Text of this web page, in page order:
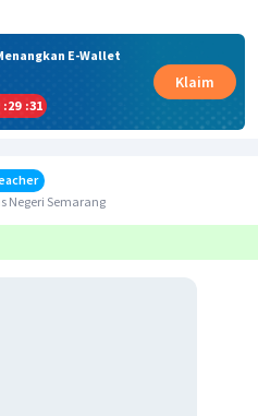
E-Wallet
:29 :31
Klaim
Negeri Semarang